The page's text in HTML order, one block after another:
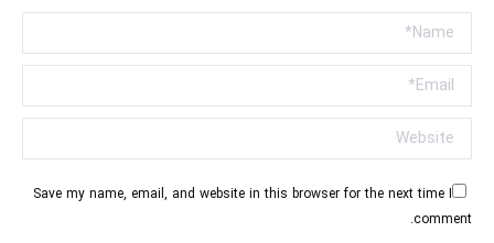
Name *
Email *
Website
Save my name, email, and website in this browser for the next time I
comment.